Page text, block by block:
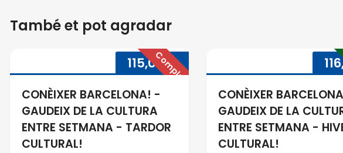
També et pot agradar
CONÈIXER BARCELONA! - GAUDEIX DE LA CULTURA
Complet
115,00€
CONÈIXER BARCELONA! -
GAUDEIX DE LA CULTURA
ENTRE SETMANA - TARDOR
CULTURAL!
CONÈIXER
GAUDEIX DE LA
ENTRE SETMANA -
CULTURAL!